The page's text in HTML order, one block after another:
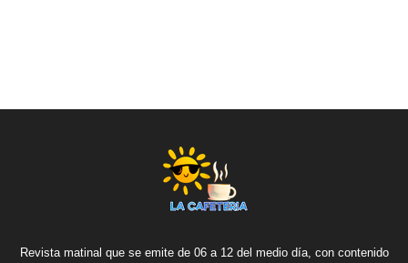
Revista matinal que se emite de 06 a 12 del medio día, con contenido